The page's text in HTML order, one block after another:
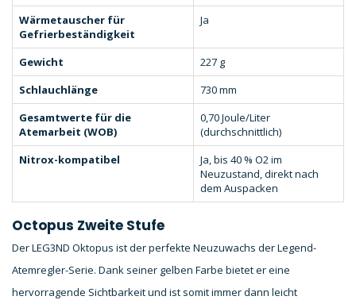
Wärmetauscher für
Gefrierbeständigkeit
Ja
Gewicht
227 g
Schlauchlänge
730 mm
Gesamtwerte für die
Atemarbeit (WOB)
0,70 Joule/Liter
(durchschnittlich)
Nitrox-kompatibel
Ja, bis 40 % O2 im
Neuzustand, direkt nach
dem Auspacken
Octopus Zweite Stufe
Der LEG3ND Oktopus ist der perfekte Neuzuwachs der Legend-
Atemregler-Serie. Dank seiner gelben Farbe bietet er eine
hervorragende Sichtbarkeit und ist somit immer dann leicht